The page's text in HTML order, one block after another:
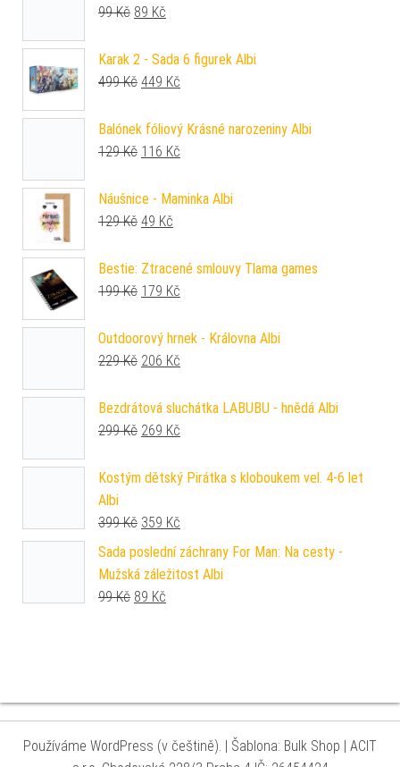
99Kč Původní cena byla: 99 Kč.
89 Kč
Karak 2 - Sada 6 figurek Albi
499Kč Původní cena byla: 499 Kč.
449 Kč
Balónek fóliový Krásné narozeniny Albi
129Kč Původní cena byla: 129 Kč.
116 Kč
Náušnice - Maminka Albi
129Kč Původní cena byla: 129 Kč.
49 Kč
Bestie: Ztracené smlouvy Tlama games
199Kč Původní cena byla: 199 Kč.
179 Kč
Outdoorový hrnek - Královna Albi
229Kč Původní cena byla: 229 Kč.
206 Kč
Bezdrátová sluchátka LABUBU - hnědá Albi
299Kč Původní cena byla: 299 Kč.
269 Kč
Kostým dětský Pirátka s kloboukem vel. 4-6 let
Albi
399Kč Původní cena byla: 399 Kč.
359 Kč
Sada poslední záchrany For Man: Na cesty -
Mužská záležitost Albi
99Kč Původní cena byla: 99 Kč.
89 Kč
Používáme WordPress (v češtině). Šablona: Bulk Shop
| ACIT